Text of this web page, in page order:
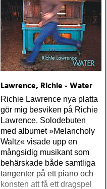
Lawrence, Richie - Water
Richie Lawrence nya platta
gör mig besviken på Richie
Lawrence. Solodebuten
med albumet »Melancholy
Waltz« visade upp en
mångsidig musikant som
behärskade både samtliga
tangenter på ett piano och
konsten att få ett dragspel